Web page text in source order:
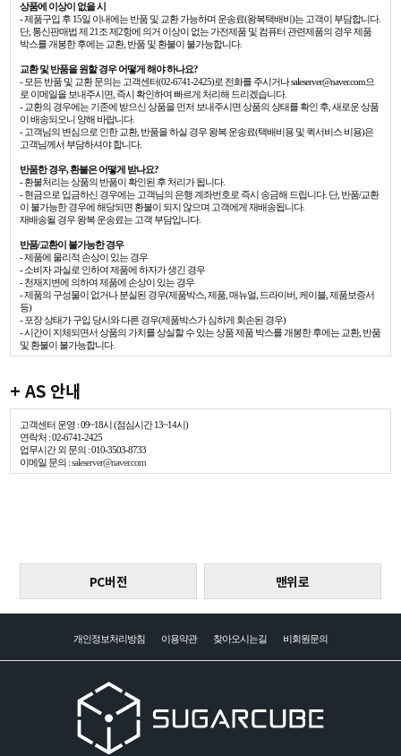
상품에 이상이 없을 시
- 제품구입 후 15일 이내에는 반품 및 교환 가능하며 운송료(왕복택배비)는 고객이 부담합니다.
단, 통신판매법 제 21조 제2항에 의거 이상이 없는 가전제품 및 컴퓨터 관련제품의 경우 제품
박스를 개봉한 후에는 교환, 반품 및 환불이 불가능합니다.
교환 및 반품을 원할 경우 어떻게 해야 하나요?
- 모든 반품 및 교환 문의는 고객센터(02-6741-2425)로 전화를 주시거나 saleserver@naver.com으
로 이메일을 보내주시면, 즉시 확인하여 빠르게 처리해 드리겠습니다.
- 교환의 경우에는 기존에 받으신 상품을 먼저 보내주시면 상품의 상태를 확인 후, 새로운 상품
이 배송되오니 양해 바랍니다.
- 고객님의 변심으로 인한 교환, 반품을 하실 경우 왕복 운송료(택배비용 및 퀵서비스 비용)은
고객님께서 부담하셔야 합니다.
반품한 경우, 환불은 어떻게 받나요?
- 환불처리는 상품의 반품이 확인된 후 처리가 됩니다.
- 현금으로 입금하신 경우에는 고객님의 은행 계좌번호로 즉시 송금해 드립니다. 단, 반품/교환
이 불가능한 경우에 해당되면 환불이 되지 않으며 고객에게 재배송됩니다.
재배송될 경우 왕복 운송료는 고객 부담입니다.
반품/교환이 불가능한 경우
- 제품에 물리적 손상이 있는 경우
- 소비자 과실로 인하여 제품에 하자가 생긴 경우
- 천재지변에 의하여 제품에 손상이 있는 경우
- 제품의 구성물이 없거나 분실된 경우(제품박스, 제품, 매뉴얼, 드라이버, 케이블, 제품보증서
등)
- 포장 상태가 구입 당시와 다른 경우(제품박스가 심하게 회손된 경우)
- 시간이 지체되면서 상품의 가치를 상실할 수 있는 상품 제품 박스를 개봉한 후에는 교환, 반품
및 환불이 불가능합니다.
+ AS 안내
고객센터 운영 : 09~18시 (점심시간 13~14시)
연락처 : 02-6741-2425
업무시간 외 문의 : 010-3503-8733
이메일 문의 :saleserver@naver.com
PC버전 맨위로
개인정보처리방침 이용약관 찾아오시는길 비회원문의